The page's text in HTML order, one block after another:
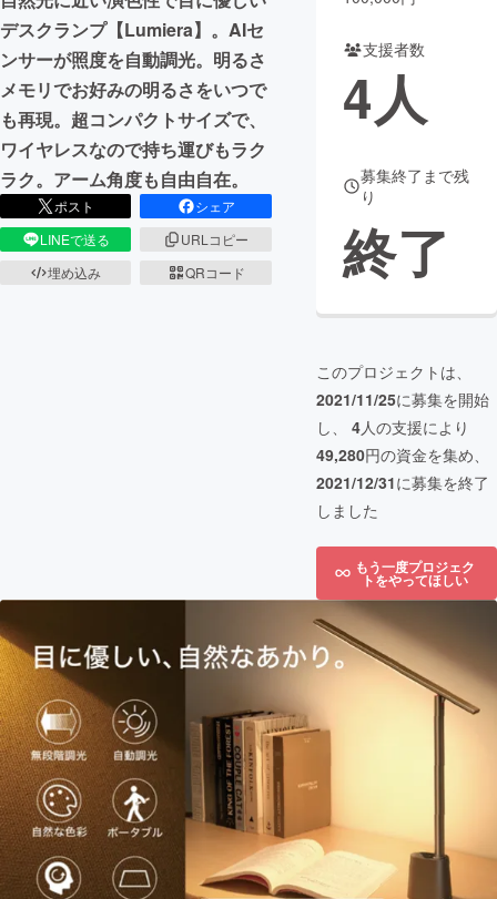
CAMPFIRE for Social Good
CAMPFIRE Creation
CAMPFIREふるさと納税machi-ya コミュニティ
デスクランプ【Lumiera】。AIセ
ンサーが照度を自動調光。明るさ
メモリでお好みの明るさをいつで
も再現。超コンパクトサイズで、
ワイヤレスなので持ち運びもラク
ラク。アーム角度も自由自在。
ポスト
シェア
LINEで送る
URLコピー
埋め込み
QRコード
支援者数
4人
募集終了まで残
り
終了
このプロジェクトは、
2021/11/25に募集を開始
し、 4人の支援により
49,280円の資金を集め、
2021/12/31に募集を終了
しました
もう一度プロジェク
トをやってほしい